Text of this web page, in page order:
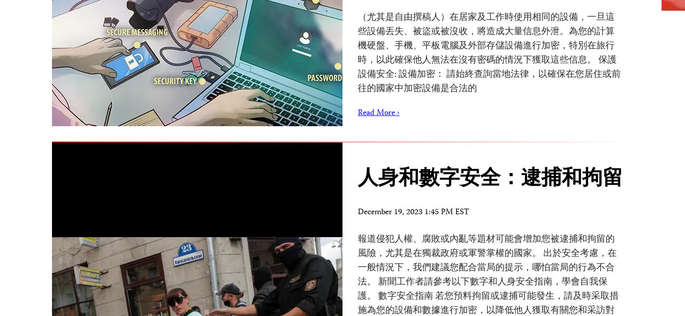
（尤其是自由撰稿人）在居家及工作時使用相同的設備，一旦這
些設備丟失、被盜或被沒收，將造成大量信息外泄。為您的計算
機硬盤、手機、平板電腦及外部存儲設備進行加密，特別在旅行
時，以此確保他人無法在沒有密碼的情況下獲取這些信息。 保護
設備安全: 設備加密： 請始終查詢當地法律，以確保在您居住或前
往的國家中加密設備是合法的
Read More ›
人身和數字安全：逮捕和拘留
December 19, 2023 1:45 PM EST
報道侵犯人權、腐敗或內亂等題材可能會增加您被逮捕和拘留的
風險，尤其是在獨裁政府或軍警掌權的國家。 出於安全考慮，在
一般情況下，我們建議您配合當局的提示，哪怕當局的行為不合
法。 新聞工作者請參考以下數字和人身安全指南，學會自我保
護。 數字安全指南 若您預料拘留或逮捕可能發生，請及時采取措
施為您的設備和數據進行加密，以降低他人獲取有關您和采訪對